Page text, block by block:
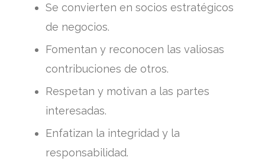
Se convierten en socios estratégicos
de negocios.
Fomentan y reconocen las valiosas
contribuciones de otros.
Respetan y motivan a las partes
interesadas.
Enfatizan la integridad y la
responsabilidad.